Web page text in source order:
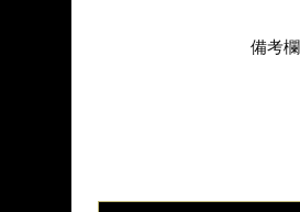
備考欄